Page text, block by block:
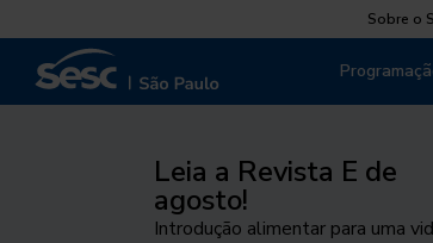
Sobre o
Leia a Revista E de
agosto!
Introdução alimentar para uma
Pela Vida das
mulheres
Projeto fomenta o debate
Palco Giratório
Um dos maiores projetos de
circulação das artes cênicas chega
Agosto Indígena
Programação destaca o
protagonismo e as tecnologias
O cuidado que
sustenta
Do Peito ao Prato, iniciativa